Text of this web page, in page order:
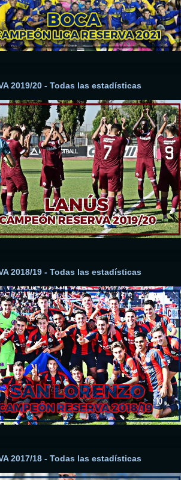
2019/20 - Todas las estadísticas
2018/19 - Todas las estadísticas
2017/18 - Todas las estadísticas